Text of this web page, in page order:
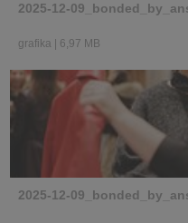
2025-12-
grafika 6,97 MB
2025-12-